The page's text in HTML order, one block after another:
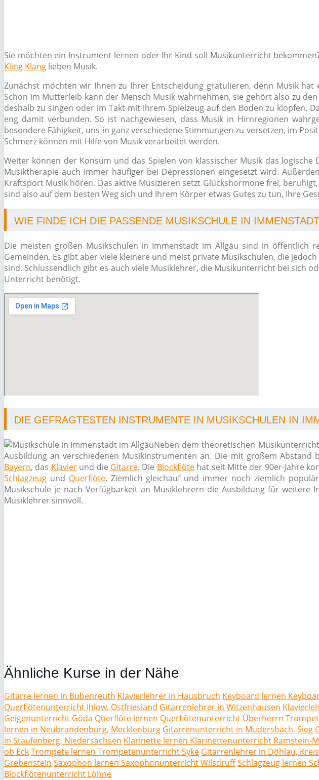
Sie möchten ein Instrument lernen oder Ihr Kind soll Musikunterricht
Kling Klang lieben Musik.
Zunächst möchten wir Ihnen zu Ihrer Entscheidung gratulieren, denn Musik
Schon im Mutterleib kann der Mensch Musik wahrnehmen, sie gehört also zu
deshalb zu singen oder im Takt mit ihrem Spielzeug auf den Boden zu klopfen.
eng damit verbunden. So ist nachgewiesen, dass Musik in Hirnregionen
besondere Fähigkeit, uns in ganz verschiedene Stimmungen zu versetzen, im
Schmerz können mit Hilfe von Musik verarbeitet werden.
Weiter können der Konsum und das Spielen von klassischer Musik das
Musiktherapie auch immer häufiger bei Depressionen eingesetzt wird.
Kraftsport Musik hören. Das aktive Musizieren setzt Glückshormone frei,
sind also auf dem besten Weg sich und Ihrem Körper etwas Gutes zu tun, Ihre
WIE FINDE ICH DIE PASSENDE MUSIKSCHULE IN
Die meisten großen Musikschulen in Immenstadt im Allgäu sind in öffentlich
Gemeinden. Es gibt aber viele kleinere und meist private Musikschulen, die
sind. Schlussendlich gibt es auch viele Musiklehrer, die Musikunterricht bei sich
Unterricht benötigt.
DIE GEFRAGTESTEN INSTRUMENTE IN MUSIKSCHULEN IN
Neben dem theoretischen
Ausbildung an verschiedenen Musikinstrumenten an. Die mit großem
Bayern, das Klavierund die Gitarre. Die Blockflötehat seit Mitte der 90er-Jahre
Schlagzeug und Querflöte. Ziemlich gleichauf und immer noch ziemlich
Musikschule je nach Verfügbarkeit an Musiklehrern die Ausbildung für
Musiklehrer sinnvoll.
Ähnliche Kurse in der Nähe
Gitarre lernen in Bubenreuth Klavierlehrer in Hausbruch Keyboard lernen
Querflötenunterricht Ihlow, Ostfriesland Gitarrenlehrer in Witzenhausen
Geigenunterricht Göda Querflöte lernen Querflötenunterricht Überherrn
lernen in Neubrandenburg, Mecklenburg Gitarrenunterricht in Mudersbach, Sieg
in Staufenberg, Niedersachsen Klarinette lernen Klarinettenunterricht Ramstein-
ob EckTrompete lernen Trompetenunterricht Syke Gitarrenlehrer in Döhlau,
Grebenstein Saxophon lernen Saxophonunterricht WilsdruffSchlagzeug lernen
Blockflötenunterricht Löhne